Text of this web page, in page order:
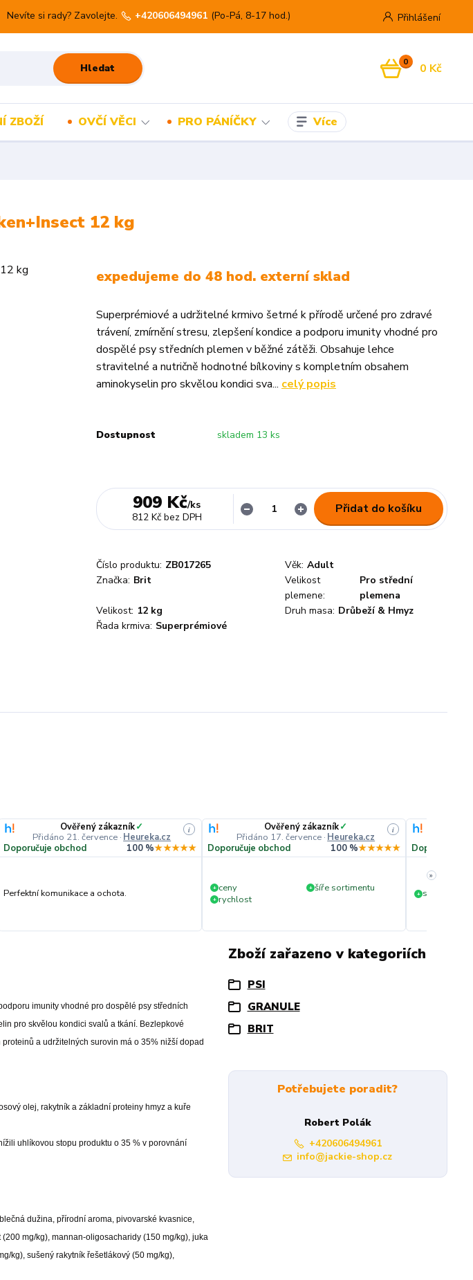
Přihlášení
Hledat
Nevíte si rady? Zavolejte. +420606494961 (Po-Pá, 8-17 hod.)
0 0 Kč
ZBOŽÍ OVČÍ VĚCI PRO PÁNÍČKY Více
12 kg
expedujeme do 48 hod. externí sklad
Superprémiové a udržitelné krmivo šetrné k přírodě určené pro zdravé
trávení, zmírnění stresu, zlepšení kondice a podporu imunity vhodné pro
dospělé psy středních plemen v běžné zátěži. Obsahuje lehce
stravitelné a nutričně hodnotné bílkoviny s kompletním obsahem
aminokyselin pro skvělou kondici sva... celý popis
Dostupnost skladem 13 ks
909 Kč/ks
812 Kč bez DPH
Přidat do košíku
Číslo produktu: ZB017265 Věk: Adult
Značka: Brit
Velikost
plemene:
Pro střední
plemena
Velikost: 12 kg Druh masa: Drůbeží & Hmyz
Řada krmiva: Superprémiové
Ověřený zákazník✓
Přidáno 21. července · Heureka.cz
i
Doporučuje obchod 100 %★★★★★
Perfektní komunikace a ochota.
Ověřený zákazník✓
Přidáno 17. července · Heureka.cz
i
Doporučuje obchod 100 %★★★★★
+ ceny + šíře sortimentu
+ rychlost
Doporučuje
+ slušná
»
imunity vhodné pro dospělé psy středních
pro skvělou kondici svalů a tkání. Bezlepkové
a udržitelných surovin má o 35% nižší dopad
olej, rakytník a základní proteiny hmyz a kuře
uhlíkovou stopu produktu o 35 % v porovnání
dužina, přírodní aroma, pivovarské kvasnice,
mg/kg), mannan-oligosacharidy (150 mg/kg), juka
kg), sušený rakytník řešetlákový (50 mg/kg),
Zboží zařazeno v kategoriích
PSI
GRANULE
BRIT
Potřebujete poradit?
Robert Polák
+420606494961
info@jackie-shop.cz